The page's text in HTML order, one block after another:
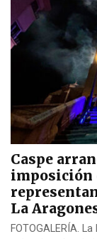
Caspe
imposición
La
FOTOGALERÍA.